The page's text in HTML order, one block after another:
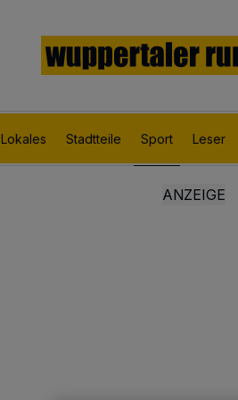
Lokales Stadtteile Sport Leser